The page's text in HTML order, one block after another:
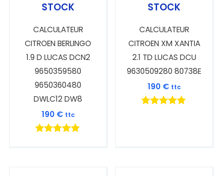
STOCK
CALCULATEUR
CITROEN BERLINGO
1.9 D LUCAS DCN2
9650359580
9650360480
DWLC12 DW8
190 € ttc
STOCK
CALCULATEUR
CITROEN XM XANTIA
2.1 TD LUCAS DCU
9630509280 80738E
190 € ttc